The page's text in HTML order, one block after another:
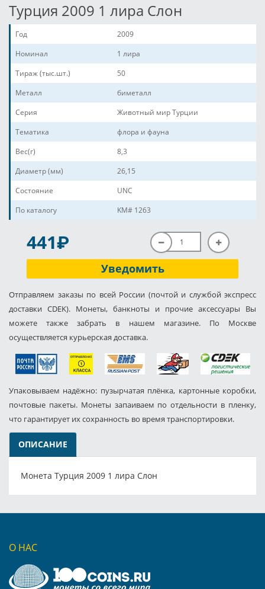
Турция 2009 1 лира Слон
Год
2009
Номинал
1 лира
Тираж (тыс.шт.)
50
Металл
биметалл
Серия
Животный мир Турции
Тематика
флора и фауна
Вес(г)
8,3
Диаметр (мм)
26,15
Состояние
UNC
По каталогу
KM# 1263
441P
Уведомить
Отправляем заказы по всей России (почтой и службой экспресс
доставки CDEK). Монеты, банкноты и прочие аксессуары Вы
можете также забрать в нашем магазине. По Москве
осуществляется курьерская доставка.
Упаковываем надёжно: пузырчатая плёнка, картонные коробки,
почтовые пакеты. Монеты запаиваем по отдельности в пленку,
что гарантирует их сохранность во время транспортировки.
ОПИСАНИЕ
Монета Турция 2009 1 лира Слон
О НАС